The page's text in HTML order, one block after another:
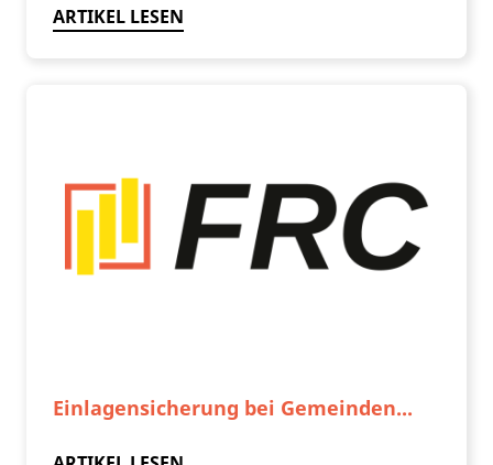
ARTIKEL LESEN
Einlagensicherung bei Gemeinden...